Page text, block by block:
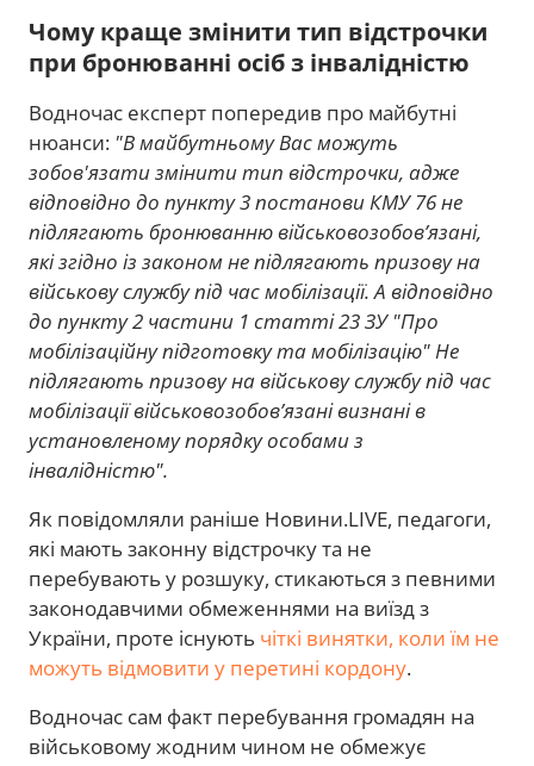
Чому краще змінити тип відстрочки
при бронюванні осіб з інвалідністю
Водночас експерт попередив про майбутні
нюанси: "В майбутньому Вас можуть
зобов'язати змінити тип відстрочки, адже
відповідно до пункту 3 постанови КМУ 76 не
підлягають бронюванню військовозобов’язані,
які згідно із законом не підлягають призову на
військову службу під час мобілізації. А відповідно
до пункту 2 частини 1 статті 23 ЗУ "Про
мобілізаційну підготовку та мобілізацію" Не
підлягають призову на військову службу під час
мобілізації військовозобов’язані визнані в
установленому порядку особами з
інвалідністю".
Як повідомляли раніше Новини.LIVE, педагоги,
які мають законну відстрочку та не
перебувають у розшуку, стикаються з певними
законодавчими обмеженнями на виїзд з
України, проте існують чіткі винятки, коли їм не
можуть відмовити у перетині кордону.
Водночас сам факт перебування громадян на
військовому жодним чином не обмежує